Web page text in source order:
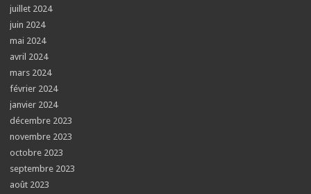
juillet 2024
juin 2024
mai 2024
avril 2024
mars 2024
février 2024
janvier 2024
décembre 2023
novembre 2023
octobre 2023
septembre 2023
août 2023